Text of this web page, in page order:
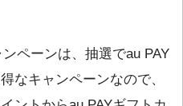
ペーンは、抽選でau PAY
なキャンペーンなので、